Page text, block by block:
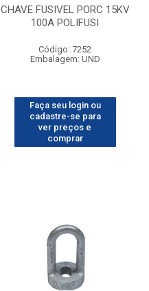
CHAVE FUSIVEL PORC 15KV
100A POLIFUSI
Código: 7252
Embalagem: UND
Faça seu login ou
cadastre-se para
ver preços e
comprar